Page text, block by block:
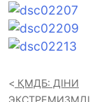
ҚМДБ: ДІНИ
ЭКСТРЕМИЗМДІ